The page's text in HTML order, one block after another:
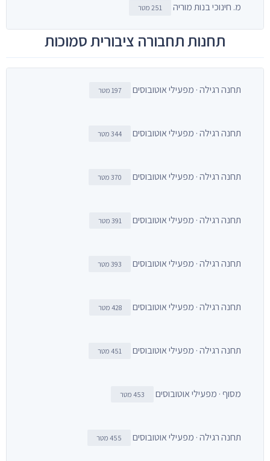
מ. חינוכי בנות מוריה 251 מטר
תחנות תחבורה ציבורית סמוכות
תחנה רגילה · מפעילי אוטובוסים 197 מטר
תחנה רגילה · מפעילי אוטובוסים 344 מטר
תחנה רגילה · מפעילי אוטובוסים 370 מטר
תחנה רגילה · מפעילי אוטובוסים 391 מטר
תחנה רגילה · מפעילי אוטובוסים 393 מטר
תחנה רגילה · מפעילי אוטובוסים 428 מטר
תחנה רגילה · מפעילי אוטובוסים 451 מטר
מסוף · מפעילי אוטובוסים 453 מטר
תחנה רגילה · מפעילי אוטובוסים 455 מטר